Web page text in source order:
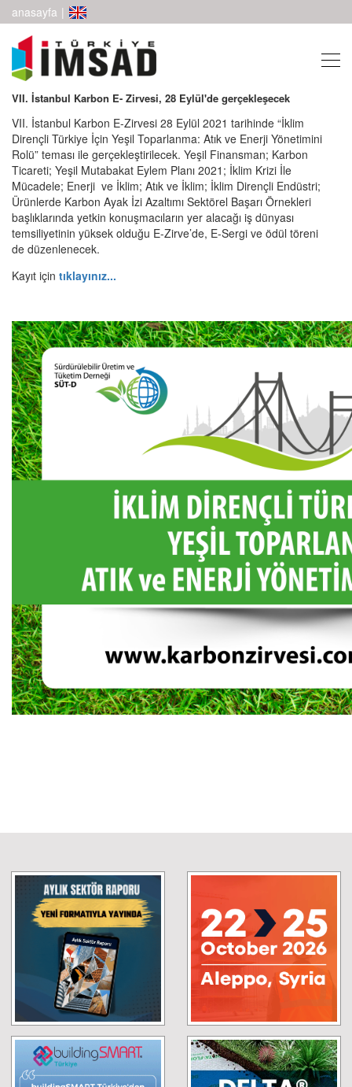
anasayfa |
VII. İstanbul Karbon E- Zirvesi, 28 Eylül'de gerçekleşecek
VII. İstanbul Karbon E-Zirvesi 28 Eylül 2021 tarihinde “İklim
Dirençli Türkiye İçin Yeşil Toparlanma: Atık ve Enerji Yönetimini
Rolü” teması ile gerçekleştirilecek. Yeşil Finansman; Karbon
Ticareti; Yeşil Mutabakat Eylem Planı 2021; İklim Krizi İle
Mücadele; Enerji ve İklim; Atık ve İklim; İklim Dirençli Endüstri;
Ürünlerde Karbon Ayak İzi Azaltımı Sektörel Başarı Örnekleri
başlıklarında yetkin konuşmacıların yer alacağı iş dünyası
temsiliyetinin yüksek olduğu E-Zirve’de, E-Sergi ve ödül töreni
de düzenlenecek.
Kayıt için tıklayınız...